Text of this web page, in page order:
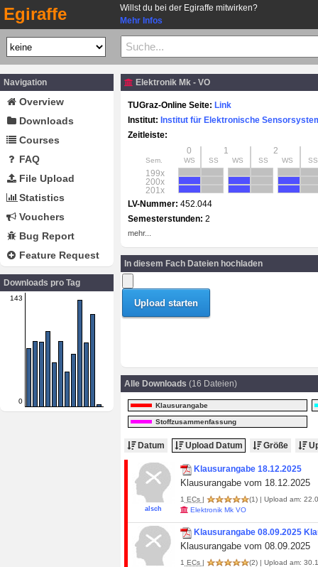
Egiraffe
Willst du bei der Egiraffe mitwirken?
Mehr Infos
Navigation
Overview
Downloads
Courses
FAQ
File Upload
Statistics
Vouchers
Bug Report
Feature Request
Downloads pro Tag
143
0
Elektronik Mk - VO
TUGraz-Online Seite: Link
Institut: Institut für Elektronische
Zeitleiste:
0
1 2
Sem. WS SS WS SS WS SS
199x
200x
201x
LV-Nummer: 452.044
Semesterstunden: 2
mehr...
In diesem Fach Dateien hochladen
Alle Downloads (16 Dateien)
Klausurangabe
Stoffzusammenfassung
Datum Upload Datum Größe
alsch
Klausurangabe 18.12.2025
Klausurangabe vom 18.12.2025
1 ECs | (1) | Upload am:
Elektronik Mk VO
Klausurangabe 08.09.2025
Klausurangabe vom 08.09.2025
1 ECs | (2) | Upload am: